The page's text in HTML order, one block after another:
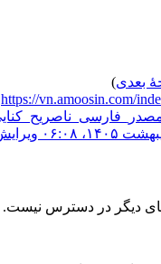
بعدی)
https://vn.amoosin.com/
دیگر در دسترس نیست.